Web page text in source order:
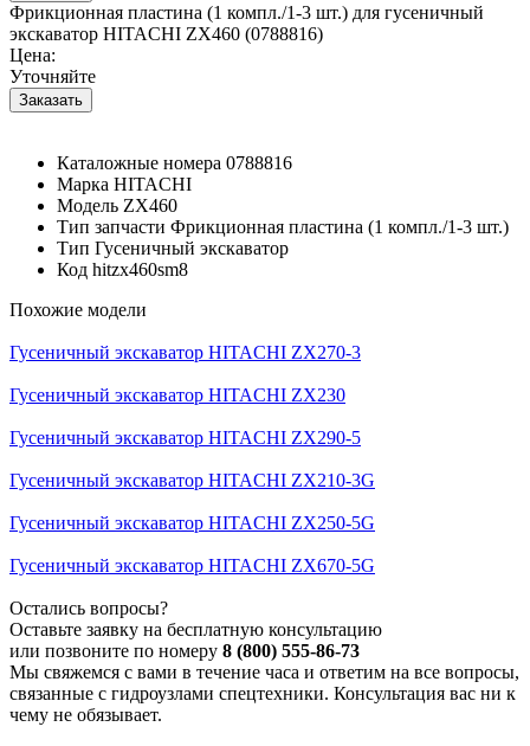
Фрикционная пластина (1 компл./1-3 шт.) для гусеничный
экскаватор HITACHI ZX460 (0788816)
Цена:
Уточняйте
Каталожные номера 0788816
Марка HITACHI
Модель ZX460
Тип запчасти Фрикционная пластина (1 компл./1-3 шт.)
Тип Гусеничный экскаватор
Код hitzx460sm8
Похожие модели
Гусеничный экскаватор HITACHI ZX270-3
Гусеничный экскаватор HITACHI ZX230
Гусеничный экскаватор HITACHI ZX290-5
Гусеничный экскаватор HITACHI ZX210-3G
Гусеничный экскаватор HITACHI ZX250-5G
Гусеничный экскаватор HITACHI ZX670-5G
Остались вопросы?
Оставьте заявку на бесплатную консультацию
или позвоните по номеру 8 (800) 555-86-73
Мы свяжемся с вами в течение часа и ответим на все вопросы,
связанные с гидроузлами спецтехники. Консультация вас ни к
чему не обязывает.